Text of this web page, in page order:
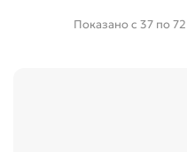
Показано с 37 по